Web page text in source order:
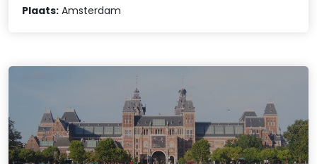
Plaats: Amsterdam